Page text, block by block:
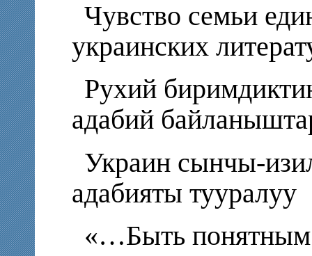
Чувство семьи
украинских
Рухий
адабий
Украин сынчы-
адабияты тууралуу
«…Быть понятным